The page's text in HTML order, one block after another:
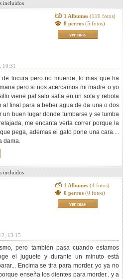
incluidos
1 Albumes (110 fotos)
8 perros (5 fotos)
ver mas
10:31
locura pero no muerde, lo mas que ha
pero si nos acercamos mi madre o yo
viene pal salo salta en un sofa y rebota
al final para a beber agua de da una o dos
buen lugar donde tumbarse y se tumba
me encanta verla correr porque la
pega, ademas el gato pone una cara....
dama.
incluidos
1 Albumes (4 fotos)
0 perros (0 fotos)
ver mas
13:15
pero también pasa cuando estamos
el juguete y durante un minuto está
Encima se tira para morder, yo ya no
enseña los dientes para morder.. y a